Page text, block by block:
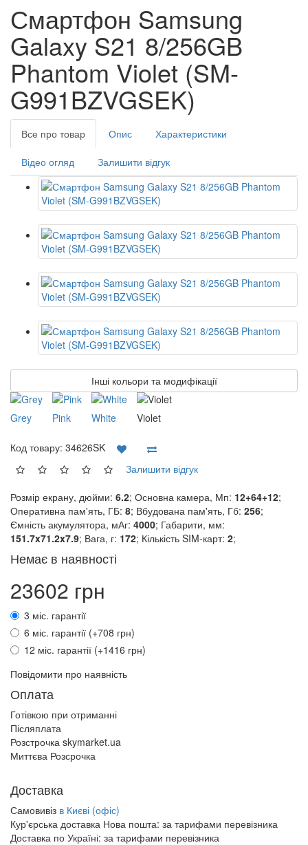
Смартфон Samsung
Galaxy S21 8/256GB
Phantom Violet (SM-
G991BZVGSEK)
Все про товар Опис Характеристики
Відео огляд Залишити відгук
Інші кольори та модифікації
Grey Pink White Violet
Код товару: 34626SK
Залишити відгук
Розмір екрану, дюйми: 6.2; Основна камера, Мп: 12+64+12;
Оперативна пам'ять, ГБ: 8; Вбудована пам'ять, Гб: 256;
Ємність акумулятора, мАг: 4000; Габарити, мм:
151.7x71.2x7.9; Вага, г: 172; Кількість SIM-карт: 2;
Немає в наявності
23602 грн
3 міс. гарантії
6 міс. гарантії (+708 грн)
12 міс. гарантії (+1416 грн)
Повідомити про наявність
Оплата
Готівкою при отриманні
Післяплата
Розстрочка skymarket.ua
Миттєва Розсрочка
Доставка
Самовивіз в Києві (офіс)
Кур'єрська доставка Нова пошта: за тарифами перевізника
Доставка по Україні: за тарифами перевізника